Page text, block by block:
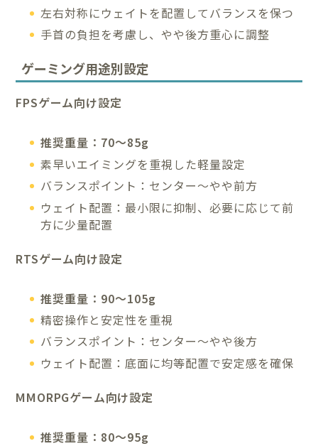
左右対称にウェイトを配置してバランスを保つ
手首の負担を考慮し、やや後方重心に調整
ゲーミング用途別設定
FPSゲーム向け設定
推奨重量：70～85g
素早いエイミングを重視した軽量設定
バランスポイント：センター～やや前方
ウェイト配置：最小限に抑制、必要に応じて前
方に少量配置
RTSゲーム向け設定
推奨重量：90～105g
精密操作と安定性を重視
バランスポイント：センター～やや後方
ウェイト配置：底面に均等配置で安定感を確保
MMORPGゲーム向け設定
推奨重量：80～95g